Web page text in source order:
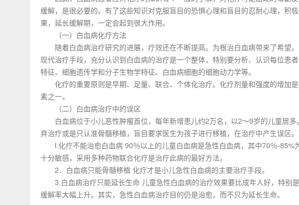
缓解，是很必要的。有了这些知识对克服盲目的恐惧心理和盲目的忍耐心理，积
果，延长缓解期，一定会起到很大作用。
（一）白血病化疗方法
随着白血病治疗研究的进展，疗效还在不断提高。为根治白血病带来了希望
现代治疗手段，充分认识到白血病的治疗是一个整体，特别要分析、认识每位患
特征、细胞遗传学和分子生物学特征、白血病细胞的细胞动力学等。
化疗的重要原则是早期、足量、联合、个体化治疗。化疗剂量和强度的增加
素之一。
（二）白血病治疗中的误区
白血病位于小儿恶性肿瘤首位，每年新增患儿约2万名，以2～9岁的儿童居多
弃治疗或是只认准骨髓移植，盲目要求医生为孩子进行移植，在治疗中产生误区
l.化疗不能治愈白血病 90％以上的儿童白血病是急性白血病，其中70％-85%
十分敏感，采用多种药物联合化疗是治疗此病的最好方法。
2．白血病只能骨髓移植 化疗才是小儿急性白血病的主要治疗手段。
3.白血病治疗只能延长生命 儿童急性白血病的治疗效果要比成年人好，特别
缓解率大幅上升。其实，急性白血病治疗目的仍是治愈，而不只为延长生命。